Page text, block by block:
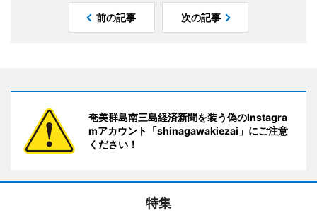
前の記事 次の記事
奄美群島南三島経済新聞を装う偽のInstagra
mアカウント「shinagawakiezai」にご注意
ください！
特集